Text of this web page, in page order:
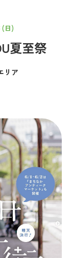
夏至祭
(日)
リア